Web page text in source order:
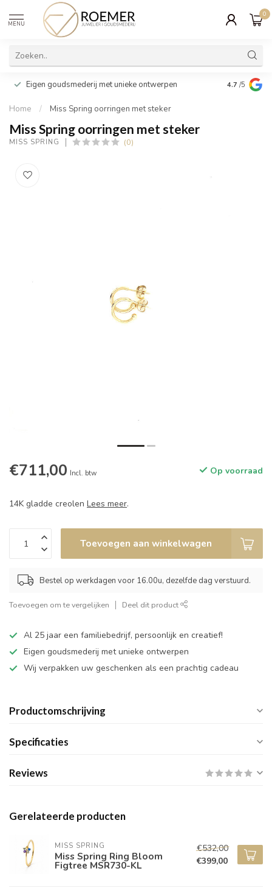
MENU
0
Eigen goudsmederij met unieke ontwerpen Wij
cadeau
4.7 /5
Home / Miss Spring oorringen met steker
Miss Spring oorringen met steker
MISS SPRING (0)
€711,00 Incl. btw Op voorraad
14K gladde creolen Lees meer.
Toevoegen aan winkelwagen
Bestel op werkdagen voor 16.00u, dezelfde dag verstuurd.
Toevoegen om te vergelijken Deel dit product
Al 25 jaar een familiebedrijf, persoonlijk en creatief!
Eigen goudsmederij met unieke ontwerpen
Wij verpakken uw geschenken als een prachtig cadeau
Productomschrijving
Specificaties
Reviews
Gerelateerde producten
MISS SPRING
Miss Spring Ring Bloom
Figtree MSR730-KL
€532,00
€399,00